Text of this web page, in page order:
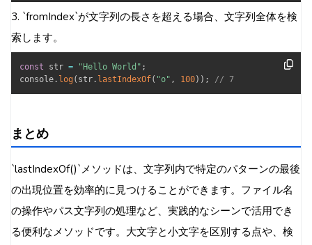
3. `fromIndex`が文字列の長さを超える場合、文字列全体を検
索します。
const str = "Hello World" ;
console . log ( str . lastIndexOf( "o" , 100) ) ; // 7
まとめ
`lastIndexOf()`メソッドは、文字列内で特定のパターンの最後
の出現位置を効率的に見つけることができます。ファイル名
の操作やパス文字列の処理など、実践的なシーンで活用でき
る便利なメソッドです。大文字と小文字を区別する点や、検